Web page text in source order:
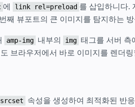
에 link rel=preload 를 삽입하니다.
째 뷰포트의 큰 이미지를 탐지하는
amp-img 내부의 img 태그를 서버 측
브라우저에서 바로 이미지를 렌더
srcset
속성을 생성하여 최적화된 반